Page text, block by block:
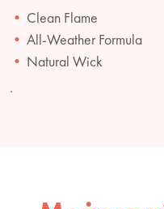
Clean Flame
All-Weather Formula
Natural Wick
.